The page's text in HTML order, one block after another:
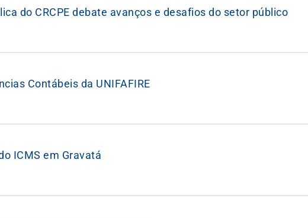
do CRCPE debate avanços e desafios do setor público
Contábeis da UNIFAFIRE
ICMS em Gravatá